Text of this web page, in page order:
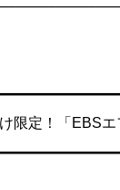
限定！「EBS